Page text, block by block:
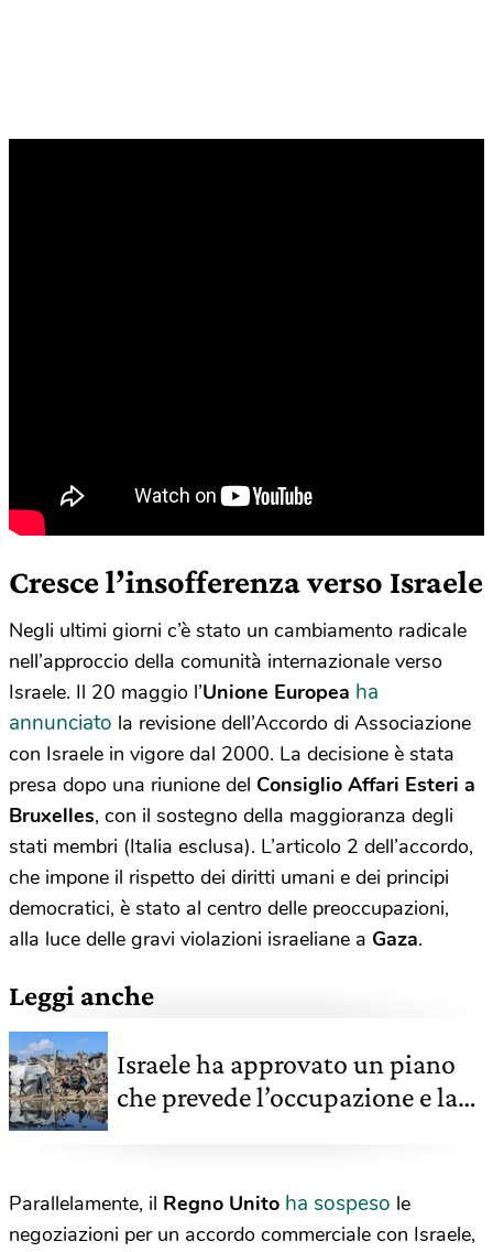
Cresce l’insofferenza verso Israele
Negli ultimi giorni c’è stato un cambiamento radicale
nell’approccio della comunità internazionale verso
Israele. Il 20 maggio l’Unione Europea ha
annunciato la revisione dell’Accordo di Associazione
con Israele in vigore dal 2000. La decisione è stata
presa dopo una riunione del Consiglio Affari Esteri a
Bruxelles, con il sostegno della maggioranza degli
stati membri (Italia esclusa). L’articolo 2 dell’accordo,
che impone il rispetto dei diritti umani e dei principi
democratici, è stato al centro delle preoccupazioni,
alla luce delle gravi violazioni israeliane a Gaza.
Leggi anche
Israele ha approvato un piano
che prevede l’occupazione e la
Parallelamente, il Regno Unito ha sospeso le
negoziazioni per un accordo commerciale con Israele,